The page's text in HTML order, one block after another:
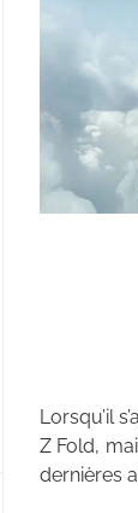
Lorsqu’il
Z Fold,
dernières